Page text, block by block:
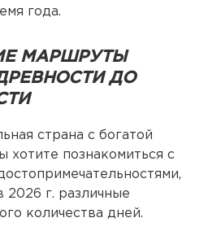
года.
МАРШРУТЫ
ДО
страна с богатой
хотите познакомиться с
2026 г. различные
количества дней.